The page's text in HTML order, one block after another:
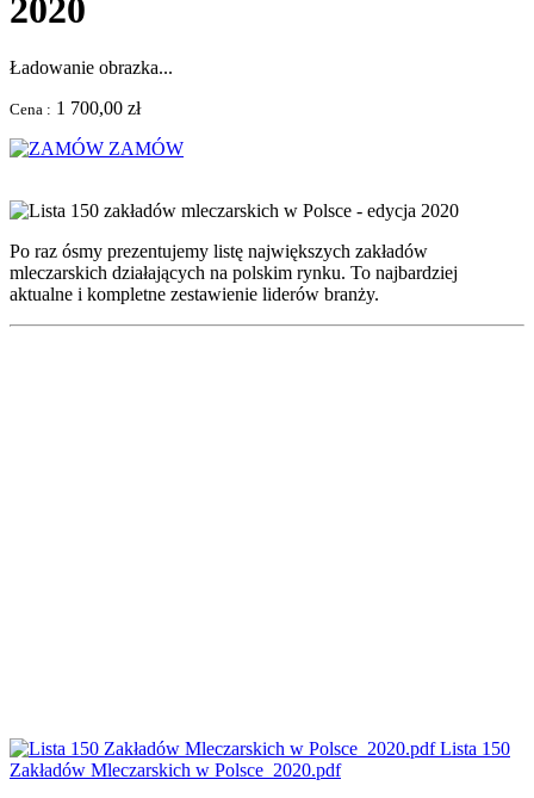
2020
Ładowanie obrazka...
Cena : 1 700,00 zł
ZAMÓW
Po raz ósmy prezentujemy listę największych zakładów
mleczarskich działających na polskim rynku. To najbardziej
aktualne i kompletne zestawienie liderów branży.
Lista 150
Zakładów Mleczarskich w Polsce_2020.pdf